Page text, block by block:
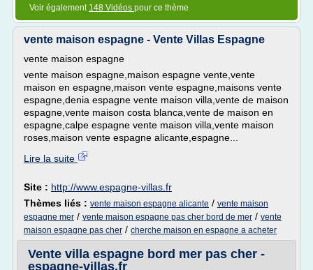
Voir également 148 Vidéos pour ce thème
vente maison espagne - Vente Villas Espagne
vente maison espagne
vente maison espagne,maison espagne vente,vente
maison en espagne,maison vente espagne,maisons vente
espagne,denia espagne vente maison villa,vente de maison
espagne,vente maison costa blanca,vente de maison en
espagne,calpe espagne vente maison villa,vente maison
roses,maison vente espagne alicante,espagne...
Lire la suite
Site : http://www.espagne-villas.fr
Thèmes liés : vente maison espagne alicante / vente maison
espagne mer / vente maison espagne pas cher bord de mer / vente
maison espagne pas cher / cherche maison en espagne a acheter
Vente villa espagne bord mer pas cher -
espagne-villas.fr